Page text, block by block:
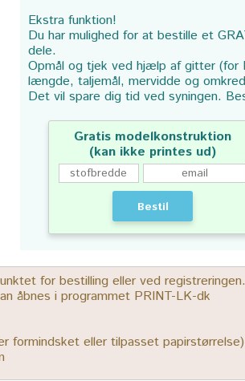
Ekstra funktion!
Du har mulighed for at bestille et
dele.
Opmål og tjek ved hjælp af gitter (for
længde, taljemål, mervidde og
Det vil spare dig tid ved syningen.
Gratis modelkonstruktion
(kan ikke printes ud)
Bestil
for bestilling eller ved
åbnes i programmet PRINT-LK-dk
formindsket eller tilpasset papirstørrelse)